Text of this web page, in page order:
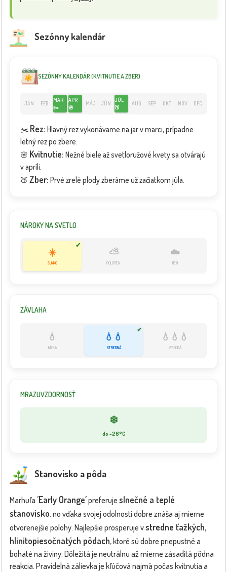
Sezónny kalendár
SEZÓNNY KALENDÁR (KVITNUTIE A ZBER)
JAN FEB
MAR
✂️
APR
🌸
MÁJ JÚN
JÚL
🍑
AUG SEP OKT NOV DEC
✂️ Rez: Hlavný rez vykonávame na jar v marci, prípadne
letný rez po zbere.
🌸 Kvitnutie: Nežné biele až svetloružové kvety sa otvárajú
v apríli.
🍑 Zber: Prvé zrelé plody zberáme už začiatkom júla.
NÁROKY NA SVETLO
✔
☀️
SLNKO
⛅
POLOTIEŇ
☁️
TIEŇ
ZÁVLAHA
💧
NÍZKA
✔
💧💧
STREDNÁ
💧💧💧
VYSOKÁ
MRAZUVZDORNOSŤ
❄️
do -26°C
Stanovisko a pôda
Marhuľa ´Early Orange´preferuje slnečné a teplé
stanovisko, no vďaka svojej odolnosti dobre znáša aj mierne
otvorenejšie polohy. Najlepšie prosperuje vstredne ťažkých,
hlinitopiesočnatých pôdach, ktoré sú dobre priepustné a
bohaté na živiny. Dôležitá je neutrálnu až mierne zásaditá pôdna
reakcia. Pravidelná zálievka je kľúčová najmä počas kvitnutia a